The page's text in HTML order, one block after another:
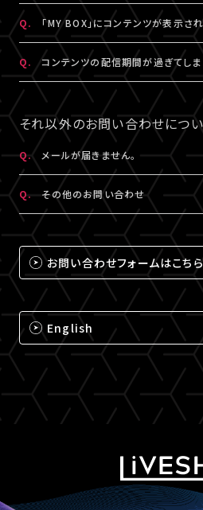
コンテンツの配信がある場合、視聴
ID（メールアドレス）とパスワード
内「MY BOX」から確認することがで
コンテンツの配信有無や、配信期間
販売ページやグッズ商品詳細ページ
A.
コンテンツが表示されない場合は、
か、配信対象外の視聴チケットや
あります。
コンテンツ配信期間は、各公演のチ
詳細ページ、MY BOXなどでご確認く
※チケットの購入情報は、「マイペ
ご確認ください。
Q. 「MY BOX」にコンテンツが表示さ
A.
コンテンツが「MY BOX」に表示さ
ない場合、コンテンツ配信期間を経
境ではない可能性があります。
推奨環境は
こちら
よりご確認ください
スマートフォン、タブレットをご利用
リ内ブラウジングではなく、推奨環
（iPhone・iPadの場合は「Safari」
「Chrome」）にて閲覧ください。
なお、MY BOXで配信されるコンテ
ChromecastとAirPlayのアイコン
ください。
Q. コンテンツの配信期間が過ぎてしま
A.
配信期間終了後のコンテンツは、再
ください。
それ以外のお問い合わせにつ
Q. メールが届きません。
メールが届かない場合は、下記ド
します。
※メールの再配信はできません。迷
@liveship.tokyo
@id.amob.jp
Q. その他のお問い合わせ
A.
それ以外のお問い合わせについて
問い合わせください。
【LIVESHIPお問い合わせ窓口】
https://liveship.tokyo/mob/
グッズ配送・お届け済み商品に関し
【A!SMART お問い合わせ窓口】
https://www.asmart.jp/
お問い合わせフォームはこちら
English